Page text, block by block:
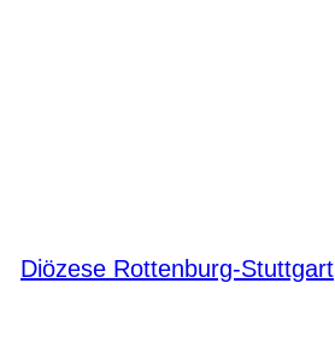
Diözese Rottenburg-Stuttgart